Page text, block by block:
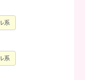
系
系